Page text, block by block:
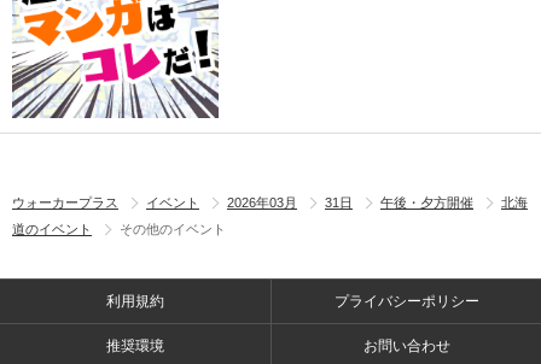
ウォーカープラス イベント 2026年03月 31日 午後・夕方開催
北海
道のイベント
その他のイベント
利用規約 プライバシーポリシー
推奨環境 お問い合わせ